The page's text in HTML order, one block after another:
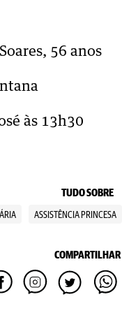
56 anos
às 13h30
TUDO SOBRE
ASSISTÊNCIA PRINCESA
COMPARTILHAR